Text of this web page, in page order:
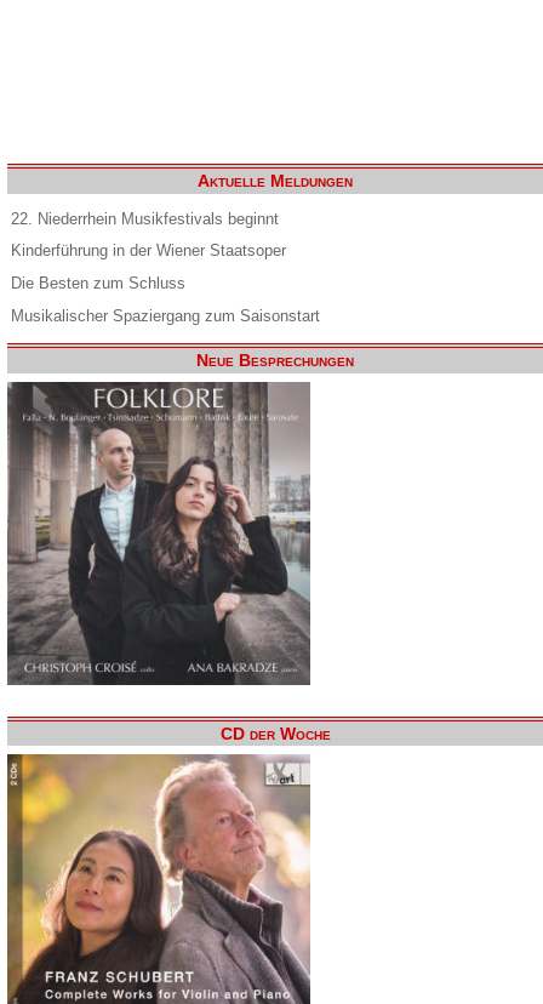
Aktuelle Meldungen
22. Niederrhein Musikfestivals beginnt
Kinderführung in der Wiener Staatsoper
Die Besten zum Schluss
Musikalischer Spaziergang zum Saisonstart
Neue Besprechungen
CD der Woche